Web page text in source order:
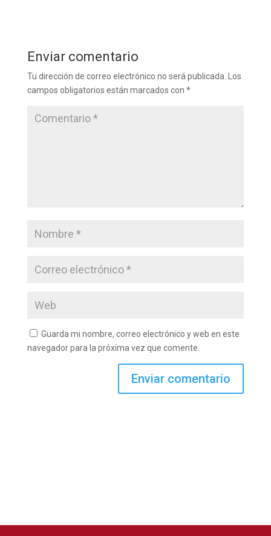
Enviar comentario
Tu dirección de correo electrónico no será publicada.
Los
campos obligatorios están marcados con *
Guarda mi nombre, correo electrónico y web en este
navegador para la próxima vez que comente.